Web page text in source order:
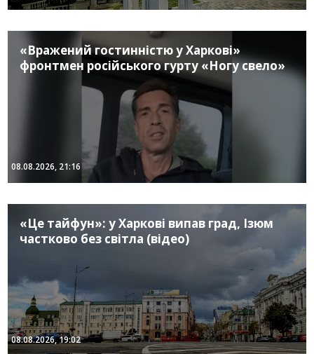
«Вражений гостинністю у Харкові»
фронтмен російського гурту «Ногу свело»
08.08.2026, 21:16
«Це тайфун»: у Харкові випав град, Ізюм
частково без світла (відео)
08.08.2026, 19:02